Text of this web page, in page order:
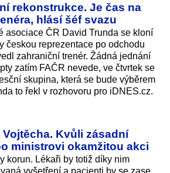
rekonstrukce. Je čas na
hlásí šéf svazu
asociace ČR David Trunda se kloní
českou reprezentace po odchodu
zahraniční trenér. Žádná jednání
zatím FAČR nevede, ve čtvrtek se
skupina, která se bude výběrem
to řekl v rozhovoru pro iDNES.cz.
Kvůli zásadní
ministrovi okamžitou akci
korun. Lékaři by totiž díky nim
vyšetření a pacienti by se zase